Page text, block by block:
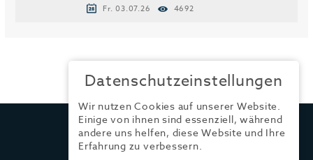
Fr. 03.07.26 4692
TRENDYONE
Ad can do GmbH & Co. KG
Kurzes Geländ 8 a | 86156 Augsburg
Datenschutzeinstellungen
Wir nutzen Cookies auf unserer Website.
Einige von ihnen sind essenziell, während
andere uns helfen, diese Website und Ihre
Erfahrung zu verbessern.